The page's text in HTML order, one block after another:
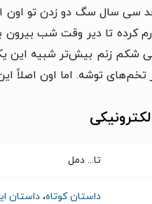
سی سال سگ دو زدن تو اون
کرده تا دیر وقت شب
شکم زنم بیش‌تر شبیه این
توشه. اما اون اصلاً
تا... دمل
داستان کوتاه، داستان